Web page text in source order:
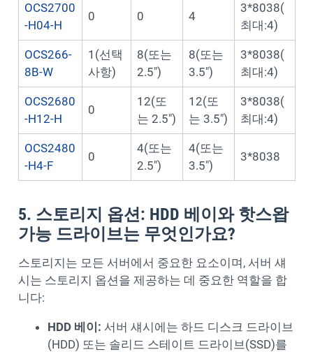
OCS2700
-H04-H
0 0 4
3*8038(
최대:4)
OCS266-
8B-W
1(선택
사항)
8(또는
2.5")
8(또는
3.5")
3*8038(
최대:4)
OCS2680
-H12-H
0
12(또
는 2.5")
12(또
는 3.5")
3*8038(
최대:4)
OCS2480
-H4-F
0
4(또는
2.5")
4(또는
3.5")
3*8038
5. 스토리지 옵션: HDD 베이와 핫스왑
가능 드라이브는 무엇인가요?
스토리지는 모든 서버에서 중요한 요소이며, 서버 섀
시는 스토리지 옵션을 제공하는 데 중요한 역할을 합
니다:
HDD 베이: 서버 섀시에는 하드 디스크 드라이브
(HDD) 또는 솔리드 스테이트 드라이브(SSD)를